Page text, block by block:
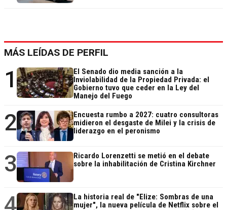
MÁS LEÍDAS DE PERFIL
1
El Senado dio media sanción a la
Inviolabilidad de la Propiedad Privada: el
Gobierno tuvo que ceder en la Ley del
Manejo del Fuego
2
Encuesta rumbo a 2027: cuatro consultoras
midieron el desgaste de Milei y la crisis de
liderazgo en el peronismo
3
Ricardo Lorenzetti se metió en el debate
sobre la inhabilitación de Cristina Kirchner
La historia real de "Elize: Sombras de una
mujer", la nueva película de Netflix sobre el